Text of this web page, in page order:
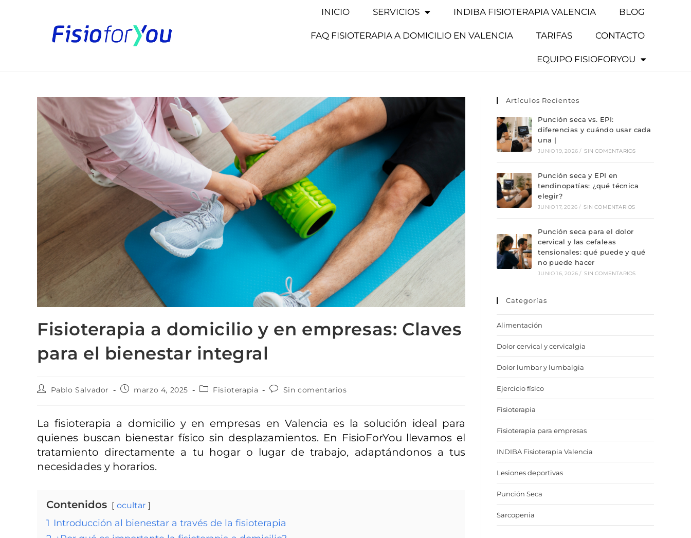
INICIO SERVICIOS INDIBA FISIOTERAPIA VALENCIA BLOG
FAQ FISIOTERAPIA A DOMICILIO EN VALENCIA TARIFAS CONTACTO
EQUIPO FISIOFORYOU
Fisioterapia a domicilio y en empresas: Claves
para el bienestar integral
Pablo Salvador marzo 4, 2025 Fisioterapia Sin comentarios
La fisioterapia a domicilio y en empresas en Valencia es la solución ideal para
quienes buscan bienestar físico sin desplazamientos. En FisioForYou llevamos el
tratamiento directamente a tu hogar o lugar de trabajo, adaptándonos a tus
necesidades y horarios.
Contenidos ocultar
1 Introducción al bienestar a través de la fisioterapia
Artículos Recientes
Punción seca vs. EPI:
diferencias y cuándo usar cada
una |
JUNIO 19, 2026 / SIN COMENTARIOS
Punción seca y EPI en
tendinopatías: ¿qué técnica
elegir?
JUNIO 17, 2026 / SIN COMENTARIOS
Punción seca para el dolor
cervical y las cefaleas
tensionales: qué puede y qué
no puede hacer
JUNIO 16, 2026 / SIN COMENTARIOS
Categorías
Alimentación
Dolor cervical y cervicalgia
Dolor lumbar y lumbalgia
Ejercicio físico
Fisioterapia
Fisioterapia para empresas
INDIBA Fisioterapia Valencia
Lesiones deportivas
Punción Seca
Sarcopenia